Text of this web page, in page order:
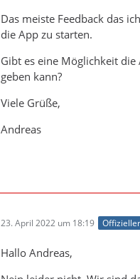
Das meiste Feedback das
die App zu starten.
Gibt es eine Möglichkeit
geben kann?
Viele Grüße,
Andreas
23. April 2022 um 18:19
Hallo Andreas,